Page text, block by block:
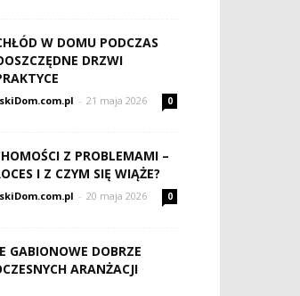
W DOMU PODCZAS
DRZWI
- 21 maja 2026 0
Z PROBLEMAMI –
I Z CZYM SIĘ WIĄŻE?
- 20 maja 2026 0
GABIONOWE DOBRZE
ARANŻACJI